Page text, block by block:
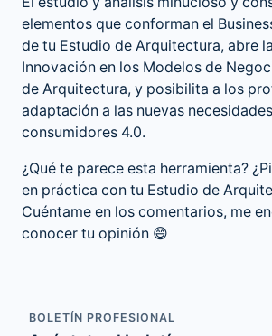
elementos que conforman el
de tu Estudio de Arquitectura, abre
Innovación en los Modelos de
de Arquitectura, y posibilita a los
adaptación a las nuevas
consumidores 4.0.
¿Qué te parece esta herramienta?
en práctica con tu Estudio de
Cuéntame en los comentarios, me
conocer tu opinión 😄
BOLETÍN PROFESIONAL